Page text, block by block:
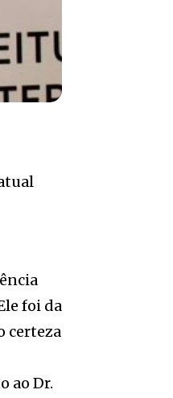
foi da
certeza
ao Dr.